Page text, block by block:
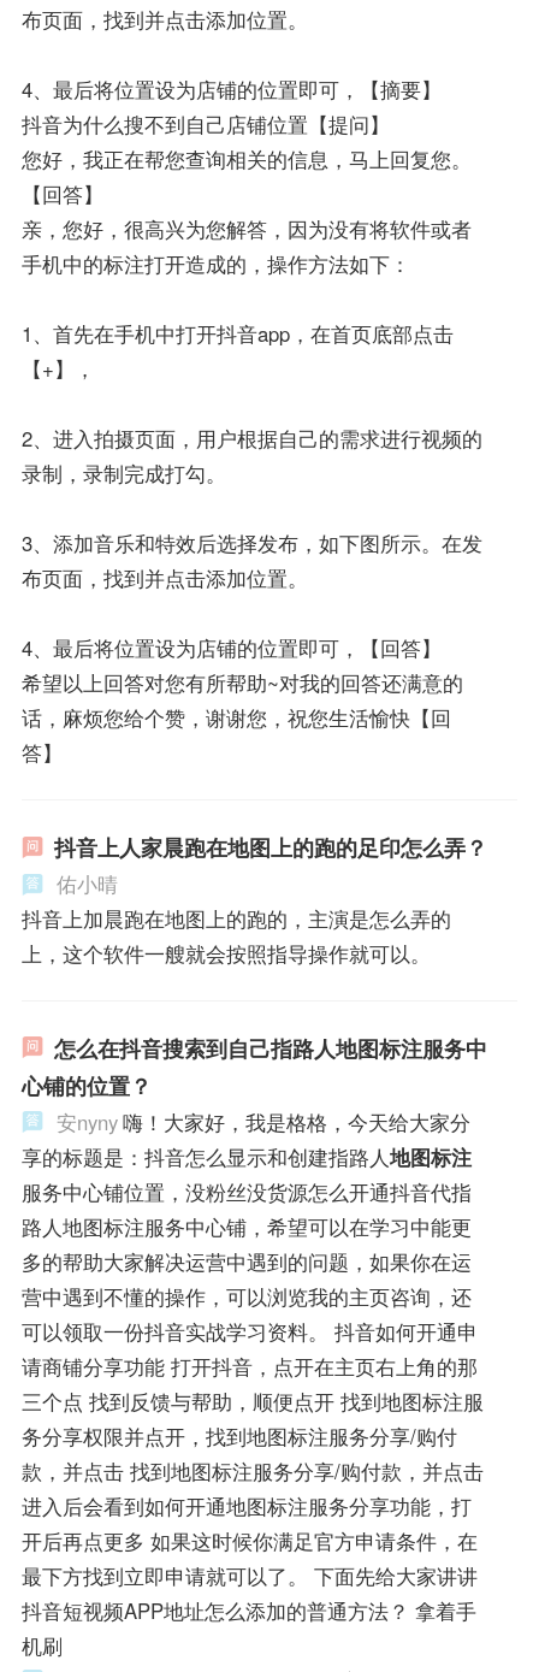
布页面，找到并点击添加位置。
4、最后将位置设为店铺的位置即可，【摘要】
抖音为什么搜不到自己店铺位置【提问】
您好，我正在帮您查询相关的信息，马上回复您。
【回答】
亲，您好，很高兴为您解答，因为没有将软件或者
手机中的标注打开造成的，操作方法如下：
1、首先在手机中打开抖音app，在首页底部点击
【+】，
2、进入拍摄页面，用户根据自己的需求进行视频的
录制，录制完成打勾。
3、添加音乐和特效后选择发布，如下图所示。在发
布页面，找到并点击添加位置。
4、最后将位置设为店铺的位置即可，【回答】
希望以上回答对您有所帮助~对我的回答还满意的
话，麻烦您给个赞，谢谢您，祝您生活愉快【回
答】
抖音上人家晨跑在地图上的跑的足印怎么弄？
佑小晴
抖音上加晨跑在地图上的跑的，主演是怎么弄的
上，这个软件一艘就会按照指导操作就可以。
怎么在抖音搜索到自己指路人地图标注服务中
心铺的位置？
安nyny嗨！大家好，我是格格，今天给大家分
享的标题是：抖音怎么显示和创建指路人地图标注
服务中心铺位置，没粉丝没货源怎么开通抖音代指
路人地图标注服务中心铺，希望可以在学习中能更
多的帮助大家解决运营中遇到的问题，如果你在运
营中遇到不懂的操作，可以浏览我的主页咨询，还
可以领取一份抖音实战学习资料。 抖音如何开通申
请商铺分享功能 打开抖音，点开在主页右上角的那
三个点 找到反馈与帮助，顺便点开 找到地图标注服
务分享权限并点开，找到地图标注服务分享/购付
款，并点击 找到地图标注服务分享/购付款，并点击
进入后会看到如何开通地图标注服务分享功能，打
开后再点更多 如果这时候你满足官方申请条件，在
最下方找到立即申请就可以了。 下面先给大家讲讲
抖音短视频APP地址怎么添加的普通方法？ 拿着手
机刷